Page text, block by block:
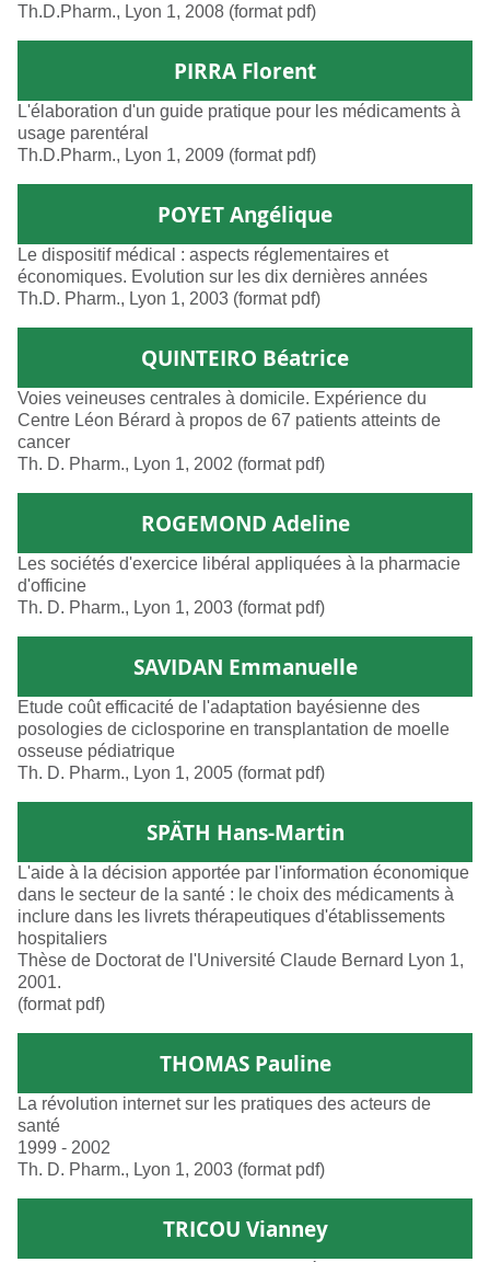
Th.D.Pharm., Lyon 1, 2008 (format pdf)
PIRRA Florent
L'élaboration d'un guide pratique pour les médicaments à
usage parentéral
Th.D.Pharm., Lyon 1, 2009 (format pdf)
POYET Angélique
Le dispositif médical : aspects réglementaires et
économiques. Evolution sur les dix dernières années
Th.D. Pharm., Lyon 1, 2003 (format pdf)
QUINTEIRO Béatrice
Voies veineuses centrales à domicile. Expérience du
Centre Léon Bérard à propos de 67 patients atteints de
cancer
Th. D. Pharm., Lyon 1, 2002 (format pdf)
ROGEMOND Adeline
Les sociétés d'exercice libéral appliquées à la pharmacie
d'officine
Th. D. Pharm., Lyon 1, 2003 (format pdf)
SAVIDAN Emmanuelle
Etude coût efficacité de l'adaptation bayésienne des
posologies de ciclosporine en transplantation de moelle
osseuse pédiatrique
Th. D. Pharm., Lyon 1, 2005 (format pdf)
SPÄTH Hans-Martin
L'aide à la décision apportée par l'information économique
dans le secteur de la santé : le choix des médicaments à
inclure dans les livrets thérapeutiques d'établissements
hospitaliers
Thèse de Doctorat de l'Université Claude Bernard Lyon 1,
2001.
(format pdf)
THOMAS Pauline
La révolution internet sur les pratiques des acteurs de
santé
1999 - 2002
Th. D. Pharm., Lyon 1, 2003 (format pdf)
TRICOU Vianney